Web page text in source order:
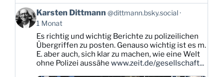
Beitrag
von
Karsten
Dittmann
Bluesky
ansehen
Karsten Dittmann @dittmann.bsky.social
1 Monat
Es richtig und wichtig Berichte zu polizeilichen
Übergriffen zu posten. Genauso wichtig ist es m.
E. aber auch, sich klar zu machen, wie eine Welt
ohne Polizei aussähe www.zeit.de/gesellschaft...